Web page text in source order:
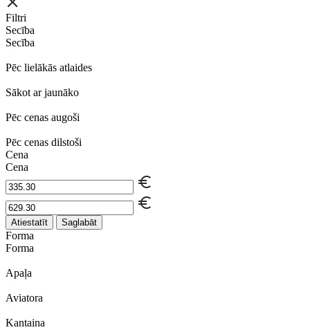
Filtri
Secība
Secība
Pēc lielākās atlaides
Sākot ar jaunāko
Pēc cenas augoši
Pēc cenas dilstoši
Cena
Cena
Atiestatīt Saglabāt
Forma
Forma
Apaļa
Aviatora
Kantaina